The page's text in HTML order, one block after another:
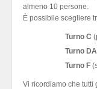
almeno 10 persone.
È possibile scegliere
Turno C
Turno
Turno F
Vi ricordiamo che